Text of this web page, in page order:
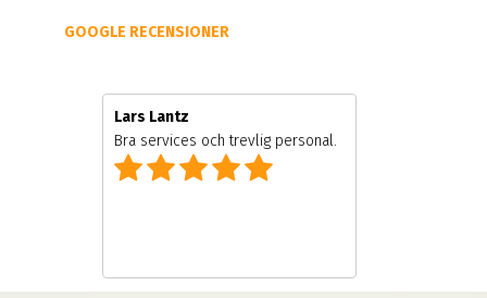
GOOGLE RECENSIONER
Lars Lantz
Bra services och trevlig personal.